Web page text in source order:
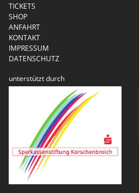
TICKETS
SHOP
ANFAHRT
KONTAKT
IMPRESSUM
DATENSCHUTZ
unterstützt durch